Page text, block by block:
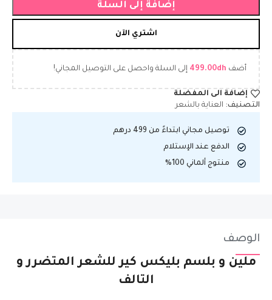
إضافة إلى السلة
اشتري الآن
أضف 499.00dh إلى السلة واحصل على التوصيل المجاني!
إضافة الى المفضلة
التصنيف: العناية بالشعر
توصيل مجاني ابتداءً من 499 درهم
الدفع عند الإستلام
منتوج ألماني 100%
الوصف
ملين و بلسم بليكس كير للشعر المتضرر و
التالف